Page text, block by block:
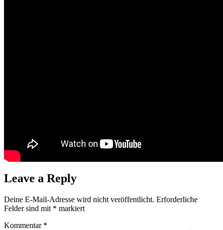
Leave a Reply
Deine E-Mail-Adresse wird nicht veröffentlicht. Erforderliche
Felder sind mit * markiert
Kommentar *